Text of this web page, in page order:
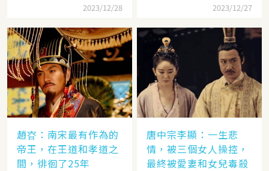
2023/12/28 2023/12/27
趙昚：南宋最有作為的
帝王，在王道和孝道之
間，徘徊了25年
唐中宗李顯：一生悲
情，被三個女人操控，
最終被愛妻和女兒毒殺